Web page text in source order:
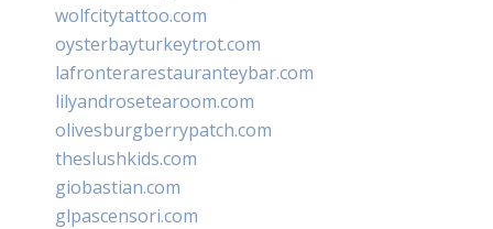
wolfcitytattoo.com
oysterbayturkeytrot.com
lafronterarestauranteybar.com
lilyandrosetearoom.com
olivesburgberrypatch.com
theslushkids.com
giobastian.com
glpascensori.com